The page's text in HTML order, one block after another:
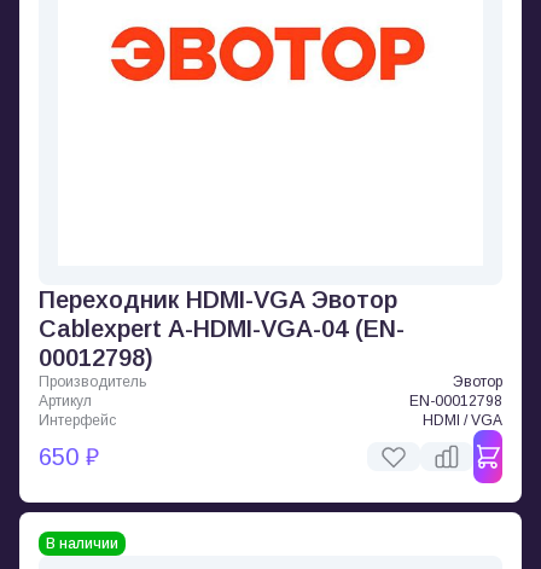
Переходник HDMI-VGA Эвотор
Cablexpert A-HDMI-VGA-04 (EN-
00012798)
Производитель
Эвотор
Артикул
EN-00012798
Интерфейс
HDMI / VGA
650 ₽
В наличии